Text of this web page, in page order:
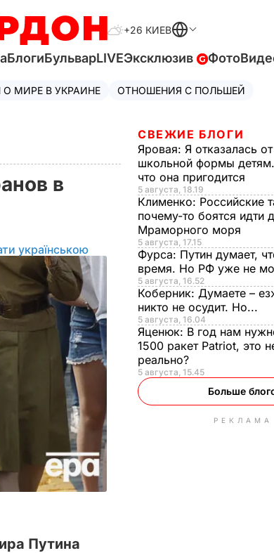
+26 КИЕВ
БлогиБульварLIVEЭксклюзив Фото
О МИРЕ В УКРАИНЕ ОТНОШЕНИЯ С ПОЛЬШЕЙ
в
українською
Путина
СВЕЖИЕ БЛОГИ
Яровая: Я отказалась
школьной формы
что она пригодится
5 августа, 18.19
Клименко: Российские
почему-то боятся идти
Мраморного моря
5 августа, 17.15
Фурса: Путин думает,
время. Но РФ уже не
5 августа, 16.52
Коберник: Думаете –
никто не осудит. Но...
5 августа, 16.04
Яценюк: В год нам
1500 ракет Patriot, это
реально?
5 августа, 15.45
Больше
РЕКЛАМА